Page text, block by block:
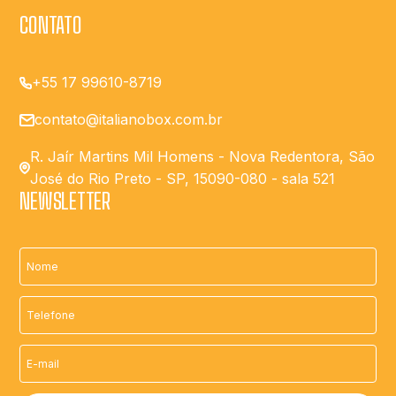
CONTATO
+55 17 99610-8719
contato@italianobox.com.br
R. Jaír Martins Mil Homens - Nova Redentora, São
José do Rio Preto - SP, 15090-080 - sala 521
NEWSLETTER